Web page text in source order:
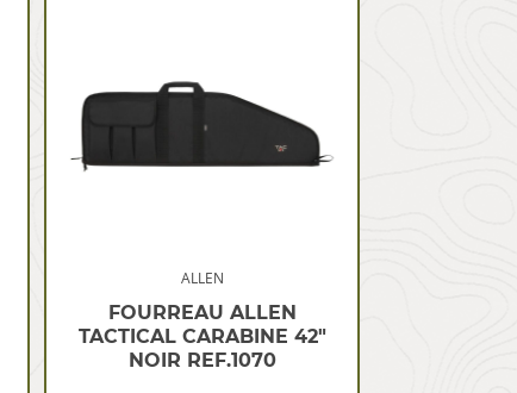
ALLEN
FOURREAU ALLEN
TACTICAL CARABINE 42″
NOIR REF.1070